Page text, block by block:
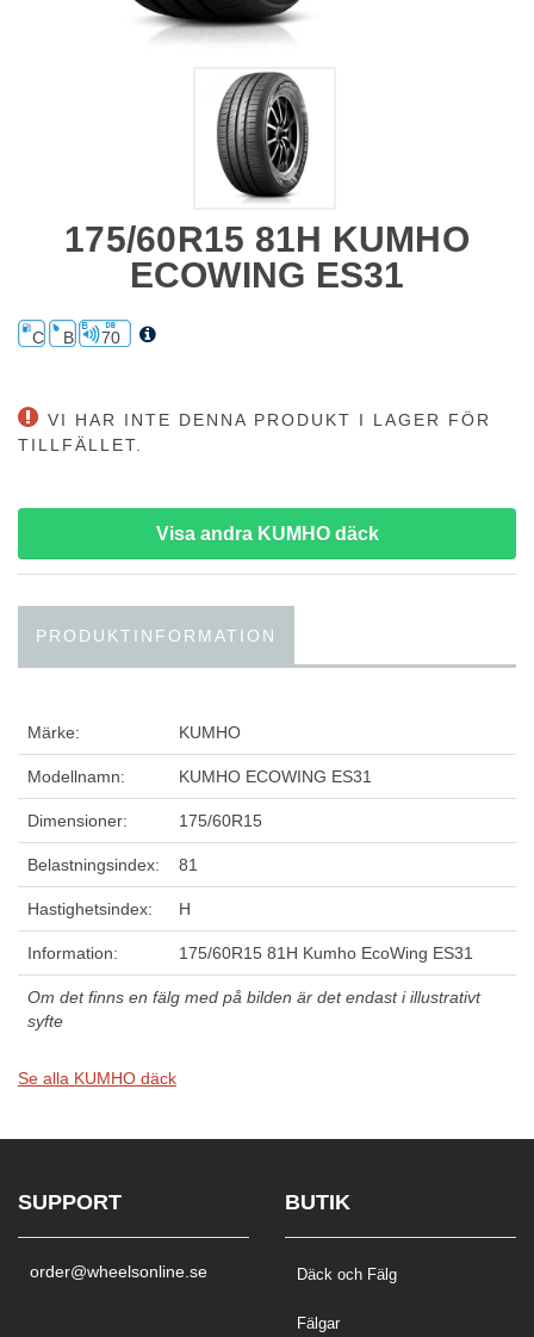
175/60R15 81H KUMHO
ECOWING ES31
C B 70
VI HAR INTE DENNA PRODUKT I LAGER FÖR
TILLFÄLLET.
Visa andra KUMHO däck
PRODUKTINFORMATION
Märke: KUMHO
Modellnamn: KUMHO ECOWING ES31
Dimensioner: 175/60R15
Belastningsindex: 81
Hastighetsindex: H
Information: 175/60R15 81H Kumho EcoWing ES31
Om det finns en fälg med på bilden är det endast i illustrativt
syfte
Se alla KUMHO däck
SUPPORT
order@wheelsonline.se
BUTIK
Däck och Fälg
Fälgar